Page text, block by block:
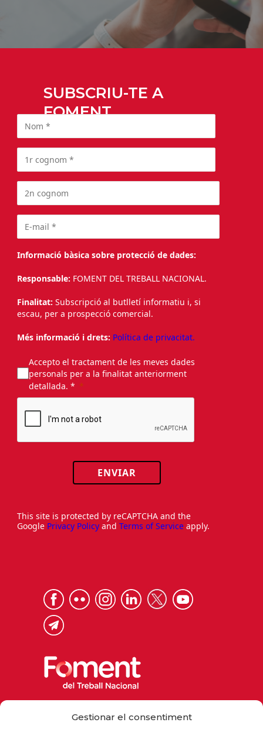
Gestionar el consentiment
SUBSCRIU-TE A
FOMENT
Informació bàsica sobre protecció de dades:
Responsable: FOMENT DEL TREBALL NACIONAL.
Finalitat: Subscripció al butlletí informatiu i, si
escau, per a prospecció comercial.
Més informació i drets: Política de privacitat.
Accepto el tractament de les meves dades
personals per a la finalitat anteriorment
detallada. *
ENVIAR
This site is protected by reCAPTCHA and the
Google Privacy Policy and Terms of Service apply.